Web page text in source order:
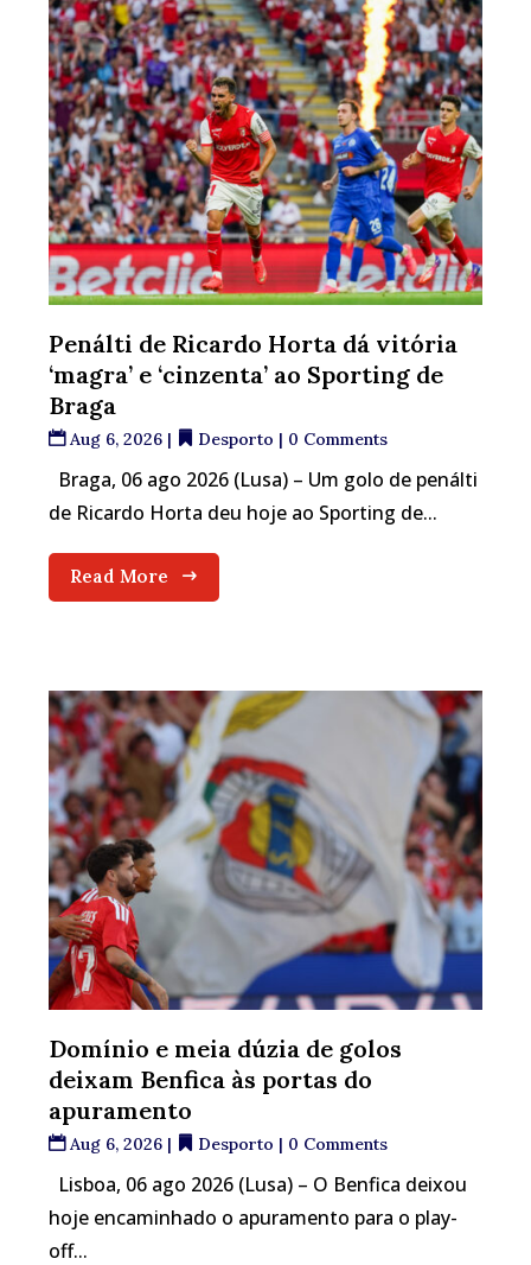
Penálti de Ricardo Horta dá vitória
‘magra’ e ‘cinzenta’ ao Sporting de
Braga
Aug 6, 2026 | Desporto | 0 Comments
Braga, 06 ago 2026 (Lusa) – Um golo de penálti
de Ricardo Horta deu hoje ao Sporting de...
Read More
Domínio e meia dúzia de golos
deixam Benfica às portas do
apuramento
Aug 6, 2026 | Desporto | 0 Comments
Lisboa, 06 ago 2026 (Lusa) – O Benfica deixou
hoje encaminhado o apuramento para o play-
off...